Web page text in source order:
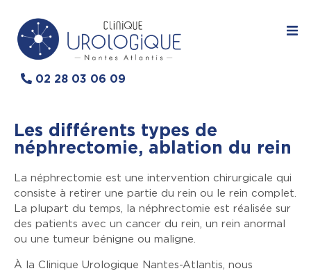
02 28 03 06 09
Les différents types de
néphrectomie, ablation du rein
La néphrectomie est une intervention chirurgicale qui
consiste à retirer une partie du rein ou le rein complet.
La plupart du temps, la néphrectomie est réalisée sur
des patients avec un cancer du rein, un rein anormal
ou une tumeur bénigne ou maligne.
À la Clinique Urologique Nantes-Atlantis, nous